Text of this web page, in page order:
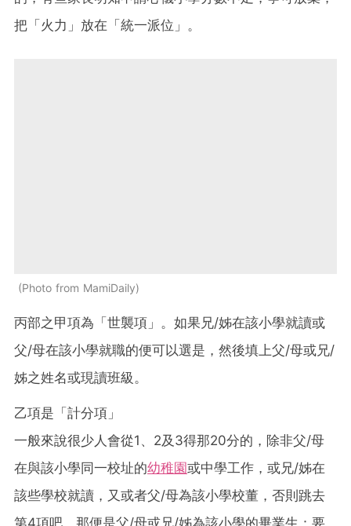
把「火力」放在「統一派位」。
Photo from MamiDaily
丙部之甲項為「世襲項」。如果兄/姊在該小學就讀或
父/母在該小學就職的便可以選是，然後填上父/母或兄/
姊之姓名或現讀班級。
乙項是「計分項」
一般來說很少人會從1、2及3得那20分的，除非父/母
在與該小學同一校址的幼稚園或中學工作，或兄/姊在
該些學校就讀，又或者父/母為該小學校董，否則跳去